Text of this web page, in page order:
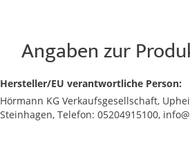
Angaben zur
Hersteller/EU verantwortliche Person:
Hörmann KG Verkaufsgesellschaft,
Steinhagen, Telefon: 05204915100,